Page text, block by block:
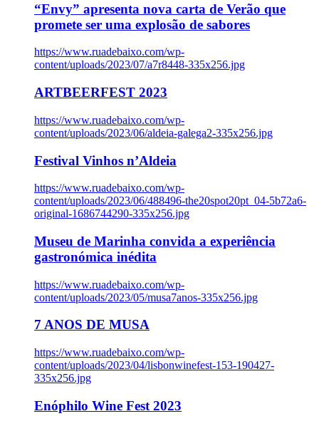
“Envy” apresenta nova carta de Verão que
promete ser uma explosão de sabores
https://www.ruadebaixo.com/wp-
content/uploads/2023/07/a7r8448-335x256.jpg
ARTBEERFEST 2023
https://www.ruadebaixo.com/wp-
content/uploads/2023/06/aldeia-galega2-335x256.jpg
Festival Vinhos n’Aldeia
https://www.ruadebaixo.com/wp-
content/uploads/2023/06/488496-the20spot20pt_04-5b72a6-
original-1686744290-335x256.jpg
Museu de Marinha convida a experiência
gastronómica inédita
https://www.ruadebaixo.com/wp-
content/uploads/2023/05/musa7anos-335x256.jpg
7 ANOS DE MUSA
https://www.ruadebaixo.com/wp-
content/uploads/2023/04/lisbonwinefest-153-190427-
335x256.jpg
Enóphilo Wine Fest 2023